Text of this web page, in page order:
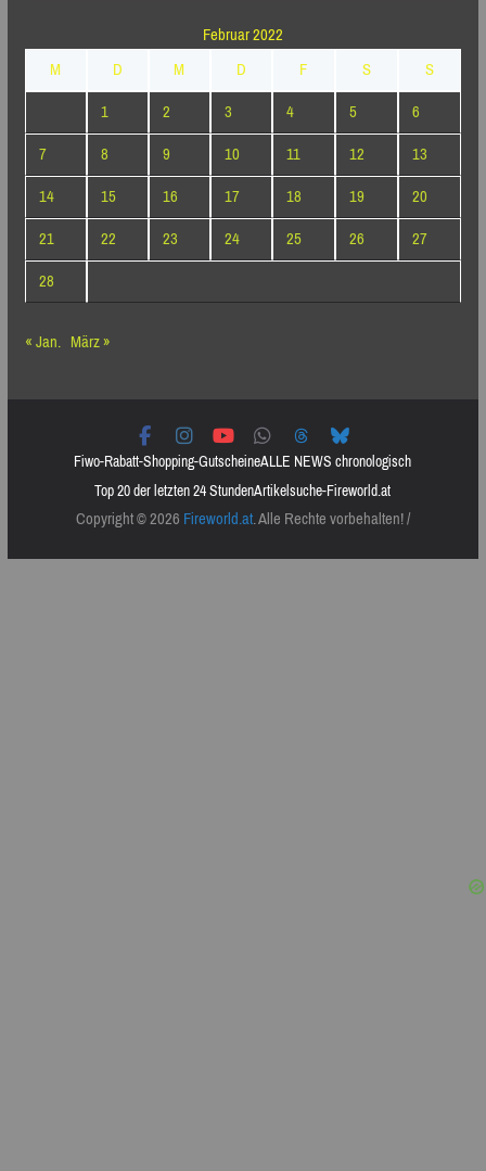
Februar 2022
M
D M D F S
S
1
2 3 4 5
6
7
8 9 10 11 12
13
14
15 16 17 18 19
20
21
22 23 24 25 26
27
28
« Jan. März »
Fiwo-Rabatt-Shopping-GutscheineALLE NEWS chronologisch
Top 20 der letzten 24 StundenArtikelsuche-Fireworld.at
Copyright © 2026Fireworld.at. Alle Rechte vorbehalten! /